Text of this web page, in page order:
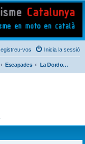
Inicia la sessió
vos
Escapades La Dordogne-Perigord 2018